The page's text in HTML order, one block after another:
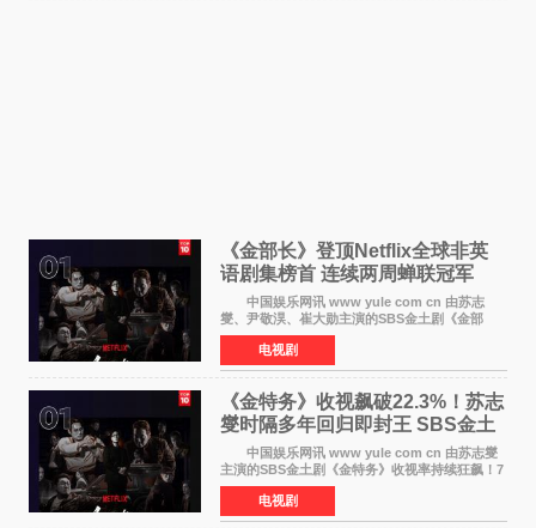
《金部长》登顶Netflix全球非英
语剧集榜首 连续两周蝉联冠军
中国娱乐网讯 www yule com cn 由苏志
燮、尹敬淏、崔大勋主演的SBS金土剧《金部
长》持续席卷全球，收获海内外观众热烈反
响。 15日，据Netflix官方排行榜网站Tudum
公布的数据，SBS金土剧《
电视剧
《金特务》收视飙破22.3%！苏志
燮时隔多年回归即封王 SBS金土
剧新纪录诞生
中国娱乐网讯 www yule com cn 由苏志燮
主演的SBS金土剧《金特务》收视率持续狂飙！7
月11日播出的第6集全国平均收视率高达22 3%，
瞬间最高更冲上26 4%，不仅再度刷新自身纪
录，更稳坐同时段
电视剧